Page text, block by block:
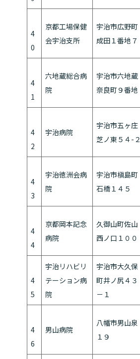
4
0
京都工場保健
会宇治支所
宇治市広野町
成田１番地７
4
1
六地蔵総合病
院
宇治市六地蔵
奈良町９番地
4
2
宇治病院
宇治市五ヶ庄
芝ノ東５４-２
4
3
宇治徳洲会病
院
宇治市槇島町
石橋１４５
4
4
京都岡本記念
病院
久御山町佐山
西ノ口１００
4
5
宇治リハビリ
テーション病
院
宇治市大久保
町井ノ尻４３
－１
4
6
男山病院
八幡市男山泉
１９